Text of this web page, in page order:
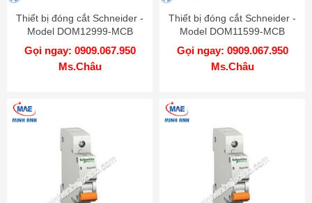
Thiết bị đóng cắt Schneider -
Model DOM12999-MCB
Gọi ngay: 0909.067.950
Ms.Châu
Thiết bị đóng cắt Schneider -
Model DOM11599-MCB
Gọi ngay: 0909.067.950
Ms.Châu